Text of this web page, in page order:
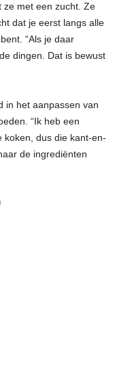
ze met een zucht. Ze
dat je eerst langs alle
“Als je daar
dingen. Dat is bewust
in het aanpassen van
“Ik heb een
koken, dus die kant-en-
de ingrediënten